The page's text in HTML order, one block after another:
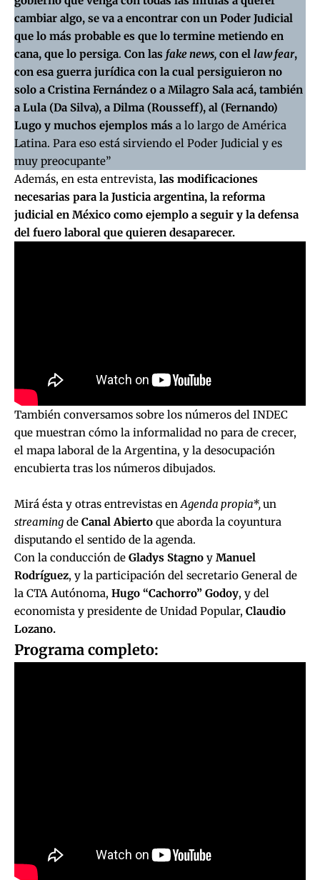
cambiar algo, se va a encontrar con un Poder Judicial
que lo más probable es que lo termine metiendo en
cana, que lo persiga. Con las fake news, con el law fear,
con esa guerra jurídica con la cual persiguieron no
solo a Cristina Fernández o a Milagro Sala acá, también
a Lula (Da Silva), a Dilma (Rousseff), al (Fernando)
Lugo y muchos ejemplos más a lo largo de América
Latina. Para eso está sirviendo el Poder Judicial y es
muy preocupante”
Además, en esta entrevista, las modificaciones
necesarias para la Justicia argentina, la reforma
judicial en México como ejemplo a seguir y la defensa
del fuero laboral que quieren desaparecer.
También conversamos sobre los números del INDEC
que muestran cómo la informalidad no para de crecer,
el mapa laboral de la Argentina, y la desocupación
encubierta tras los números dibujados.
Mirá ésta y otras entrevistas enAgenda propia*,un
streaming de Canal Abierto que aborda la coyuntura
disputando el sentido de la agenda.
Con la conducción de Gladys Stagno y Manuel
Rodríguez, y la participación del secretario General de
la CTA Autónoma, Hugo “Cachorro” Godoy, y del
economista y presidente de Unidad Popular, Claudio
Lozano.
Programa completo: